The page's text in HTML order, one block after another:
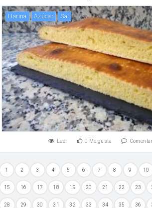
harina Azúcar sal
Leer 0 Me gusta Comentar
1 2 3 4 5 6 7 8 9 10
15 16 17 18 19 20 21 22 23
28 29 30 31 32 33 34 35 36